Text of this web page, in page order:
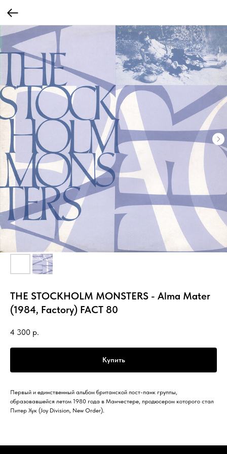
THE STOCKHOLM MONSTERS - Alma Mater
(1984, Factory) FACT 80
4 300 р.
Купить
Первый и единственный альбом британской пост-панк группы,
образовавшейся летом 1980 года в Манчестере, продюсером которого стал
Питер Хук (Joy Division, New Order).